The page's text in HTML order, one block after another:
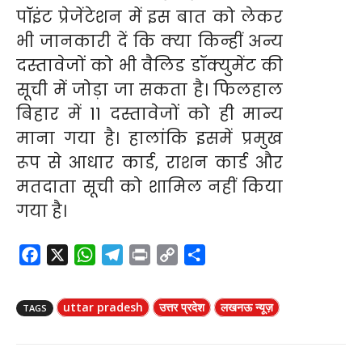
पॉइंट प्रेजेंटेशन में इस बात को लेकर
भी जानकारी दें कि क्या किन्हीं अन्य
दस्तावेजों को भी वैलिड डॉक्युमेंट की
सूची में जोड़ा जा सकता है। फिलहाल
बिहार में 11 दस्तावेजों को ही मान्य
माना गया है। हालांकि इसमें प्रमुख
रूप से आधार कार्ड, राशन कार्ड और
मतदाता सूची को शामिल नहीं किया
गया है।
c
e
W
a
t
l
e
n
p
y
a
r
TAGS uttar pradesh उत्तर प्रदेश लखनऊ न्यूज़